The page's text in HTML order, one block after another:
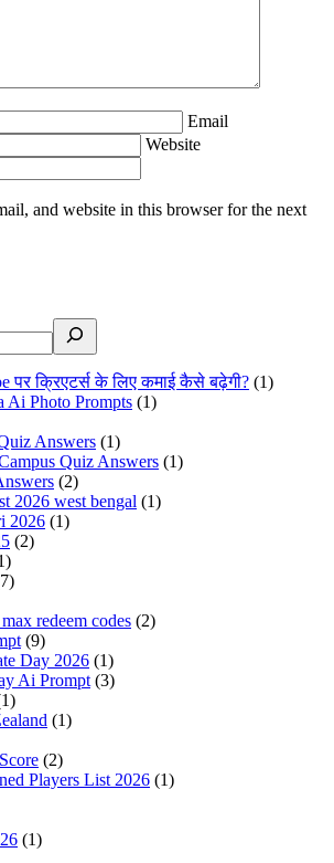
Email
Website
and website in this browser for the next
पर क्रिएटर्स के लिए कमाई कैसे बढ़ेगी? (1)
Ai Photo Prompts (1)
Answers (1)
Quiz Answers (1)
(2)
2026 west bengal (1)
2026 (1)
(2)
redeem codes (2)
(9)
Day 2026 (1)
Ai Prompt (3)
(1)
(2)
Players List 2026 (1)
(1)